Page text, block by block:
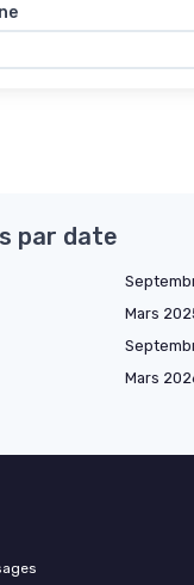
par date
Mars
Mars